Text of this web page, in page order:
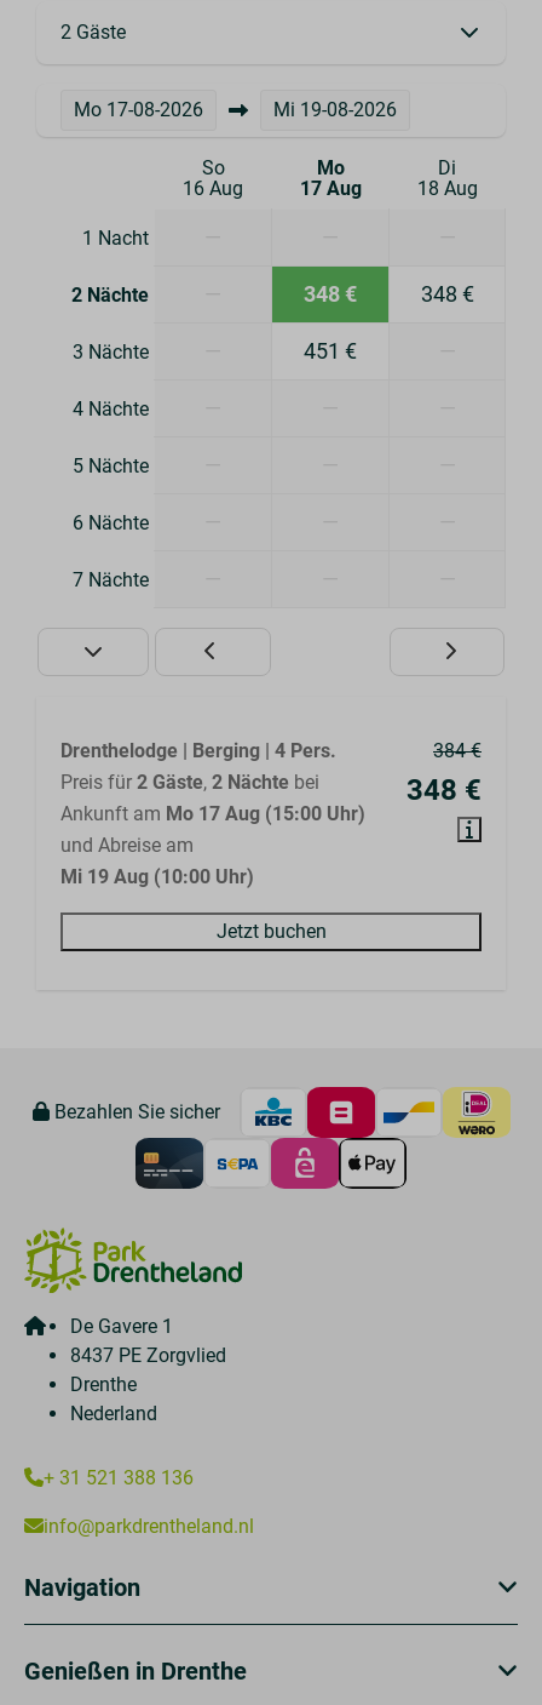
Smart-TV
Sicherheit
2 Gäste
Mo 17-08-2026 Mi 19-08-2026
So
16 Aug
Mo
17 Aug
Di
18 Aug
1 Nacht
2 Nächte 348 € 348 €
3 Nächte 451 €
4 Nächte
5 Nächte
6 Nächte
7 Nächte
384 €
348 €
Drenthelodge | Berging | 4 Pers.
Preis für 2 Gäste, 2 Nächte bei
Ankunft am Mo 17 Aug (15:00 Uhr)
und Abreise am
Mi 19 Aug (10:00 Uhr)
Jetzt buchen
Bezahlen Sie sicher
De Gavere 1
8437 PE Zorgvlied
Drenthe
Nederland
+ 31 521 388 136
info@parkdrentheland.nl
Navigation
Genießen in Drenthe